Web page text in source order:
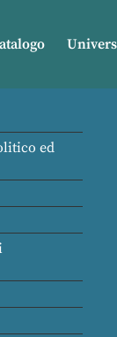
ed